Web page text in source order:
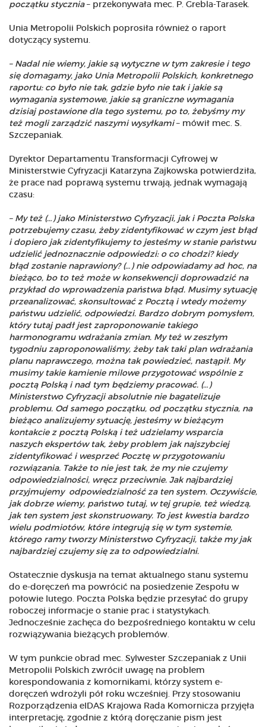
początku stycznia– przekonywała mec. P. Grebla-Tarasek.
Unia Metropolii Polskich poprosiła również o raport
dotyczący systemu.
– Nadal nie wiemy, jakie są wytyczne w tym zakresie i tego
się domagamy, jako Unia Metropolii Polskich, konkretnego
raportu: co było nie tak, gdzie było nie tak i jakie są
wymagania systemowe, jakie są graniczne wymagania
dzisiaj postawione dla tego systemu, po to, żebyśmy my
też mogli zarządzić naszymi wysyłkami– mówił mec. S.
Szczepaniak.
Dyrektor Departamentu Transformacji Cyfrowej w
Ministerstwie Cyfryzacji Katarzyna Zajkowska potwierdziła,
że prace nad poprawą systemu trwają, jednak wymagają
czasu:
– My też (…) jako Ministerstwo Cyfryzacji, jak i Poczta Polska
potrzebujemy czasu, żeby zidentyfikować w czym jest błąd
i dopiero jak zidentyfikujemy to jesteśmy w stanie państwu
udzielić jednoznacznie odpowiedzi: o co chodzi? kiedy
błąd zostanie naprawiony? (…) nie odpowiadamy ad hoc, na
bieżąco, bo to też może w konsekwencji doprowadzić na
przykład do wprowadzenia państwa błąd. Musimy sytuację
przeanalizować, skonsultować z Pocztą i wtedy możemy
państwu udzielić, odpowiedzi. Bardzo dobrym pomysłem,
który tutaj padł jest zaproponowanie takiego
harmonogramu wdrażania zmian. My też w zeszłym
tygodniu zaproponowaliśmy, żeby tak taki plan wdrażania
planu naprawczego, można tak powiedzieć, nastąpił. My
musimy takie kamienie milowe przygotować wspólnie z
pocztą Polską i nad tym będziemy pracować. (…)
Ministerstwo Cyfryzacji absolutnie nie bagatelizuje
problemu. Od samego początku, od początku stycznia, na
bieżąco analizujemy sytuację, jesteśmy w bieżącym
kontakcie z pocztą Polską i też udzielamy wsparcia
naszych ekspertów tak, żeby problem jak najszybciej
zidentyfikować i wesprzeć Pocztę w przygotowaniu
rozwiązania. Także to nie jest tak, że my nie czujemy
odpowiedzialności, wręcz przeciwnie. Jak najbardziej
przyjmujemy odpowiedzialność za ten system. Oczywiście,
jak dobrze wiemy, państwo tutaj, w tej grupie, też wiedzą,
jak ten system jest skonstruowany. To jest kwestia bardzo
wielu podmiotów, które integrują się w tym systemie,
którego ramy tworzy Ministerstwo Cyfryzacji, także my jak
najbardziej czujemy się za to odpowiedzialni.
Ostatecznie dyskusja na temat aktualnego stanu systemu
do e-doręczeń ma powrócić na posiedzenie Zespołu w
połowie lutego. Poczta Polska będzie przesyłać do grupy
roboczej informacje o stanie prac i statystykach.
Jednocześnie zachęca do bezpośredniego kontaktu w celu
rozwiązywania bieżących problemów.
W tym punkcie obrad mec. Sylwester Szczepaniak z Unii
Metropolii Polskich zwrócił uwagę na problem
korespondowania z komornikami, którzy system e-
doręczeń wdrożyli pół roku wcześniej. Przy stosowaniu
Rozporządzenia eIDAS Krajowa Rada Komornicza przyjęła
interpretację, zgodnie z którą doręczanie pism jest